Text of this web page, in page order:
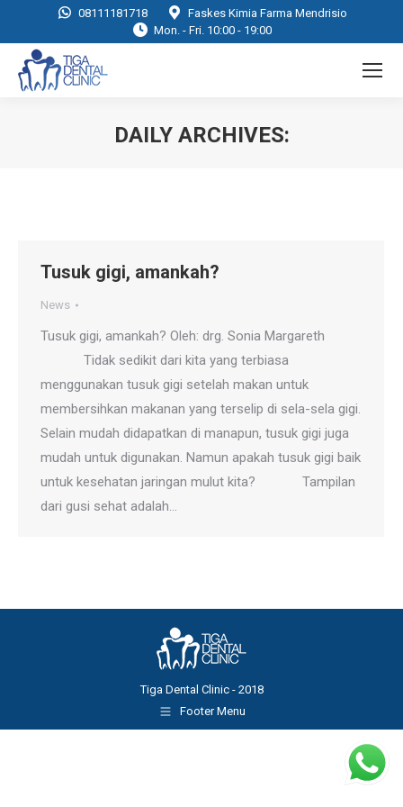
08111181718
Faskes Kimia Farma Mendrisio
Mon. - Fri. 10:00 - 19:00
DAILY ARCHIVES:
Tusuk gigi, amankah?
News
Tusuk gigi, amankah? Oleh: drg. Sonia Margareth
Tidak sedikit dari kita yang terbiasa
menggunakan tusuk gigi setelah makan untuk
membersihkan makanan yang terselip di sela-sela gigi.
Selain mudah didapatkan di manapun, tusuk gigi juga
mudah untuk digunakan. Namun apakah tusuk gigi baik
untuk kesehatan jaringan mulut kita? Tampilan
dari gusi sehat adalah…
Tiga Dental Clinic - 2018
Footer Menu